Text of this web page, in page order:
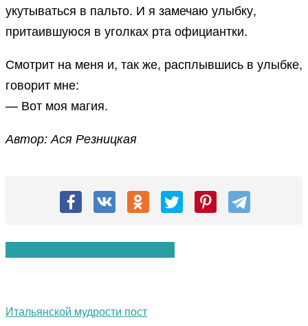
укутываться в пальто. И я замечаю улыбку,
притаившуюся в уголках рта официантки.
Смотрит на меня и, так же, расплывшись в улыбке,
говорит мне:
— Вот моя магия.
Автор: Ася Резницкая
Итальянской мудрости пост